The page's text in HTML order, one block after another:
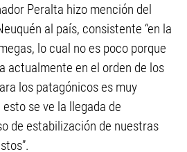
Peralta hizo mención del
al país, consistente “en la
lo cual no es poco porque
actualmente en el orden de los
los patagónicos es muy
se ve la llegada de
de estabilización de nuestras